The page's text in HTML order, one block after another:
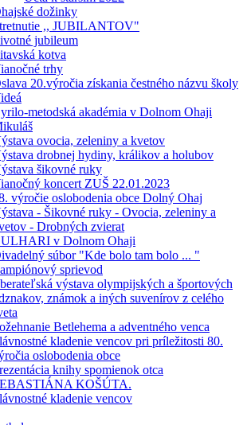
dožinky
,, JUBILANTOV"
jubileum
kotva
trhy
20.výročia získania čestného názvu školy
metodská akadémia v Dolnom Ohaji
ovocia, zeleniny a kvetov
drobnej hydiny, králikov a holubov
šikovné ruky
koncert ZUŠ 22.01.2023
výročie oslobodenia obce Dolný Ohaj
- Šikovné ruky - Ovocia, zeleniny a
- Drobných zvierat
v Dolnom Ohaji
súbor "Kde bolo tam bolo ... "
sprievod
výstava olympijských a športových
známok a iných suvenírov z celého
Betlehema a adventného venca
kladenie vencov pri príležitosti 80.
oslobodenia obce
knihy spomienok otca
KOŠÚTA.
kladenie vencov